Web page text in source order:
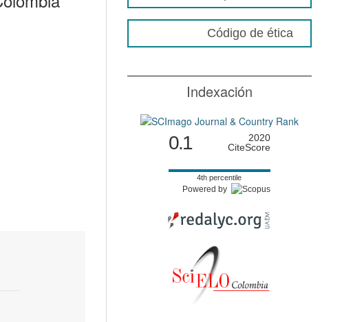
Código de ética
Indexación
0.1
2020
CiteScore
4th percentile
Powered by